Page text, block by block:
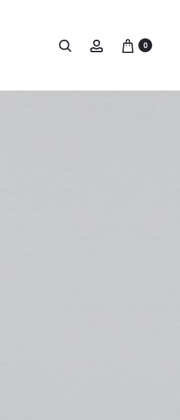
Buscar Account0